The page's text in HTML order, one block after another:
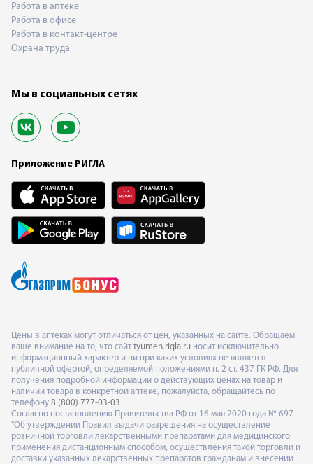
Работа в аптеке
Работа в офисе
Работа в контакт-центре
Охрана труда
Мы в социальных сетях
Приложение РИГЛА
Цены в аптеках могут отличаться от цен, указанных на сайте. Обращаем
ваше внимание на то, что сайт tyumen.rigla.ru носит исключительно
информационный характер и ни при каких условиях не является
публичной офертой, определяемой положениями п. 2 ст. 437 ГК РФ. Для
получения подробной информации о действующих ценах на товар и
наличии товара в конкретной аптеке, пожалуйста, обращайтесь по
телефону 8 (800) 777-03-03
Согласно постановлению Правительства РФ от 16 мая 2020 года № 697
"Об утверждении Правил выдачи разрешения на осуществление
розничной торговли лекарственными препаратами для медицинского
применения дистанционным способом, осуществления такой торговли и
доставки указанных лекарственных препаратов гражданам и внесении